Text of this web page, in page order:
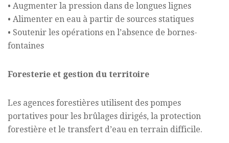
• Augmenter la pression dans de longues lignes
• Alimenter en eau à partir de sources statiques
• Soutenir les opérations en l’absence de bornes-
fontaines
Foresterie et gestion du territoire
Les agences forestières utilisent des pompes
portatives pour les brûlages dirigés, la protection
forestière et le transfert d’eau en terrain difficile.